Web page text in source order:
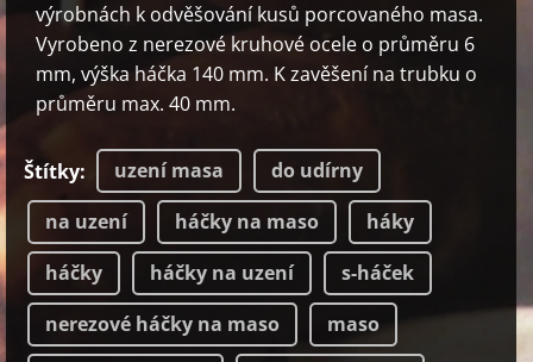
výrobnách k odvěšování kusů porcovaného masa.
Vyrobeno z nerezové kruhové ocele o průměru 6
mm, výška háčka 140 mm. K zavěšení na trubku o
průměru max. 40 mm.
Štítky: uzení masa
do udírny
na uzení
háčky na maso
háky
háčky
háčky na uzení
s-háček
nerezové háčky na maso
maso